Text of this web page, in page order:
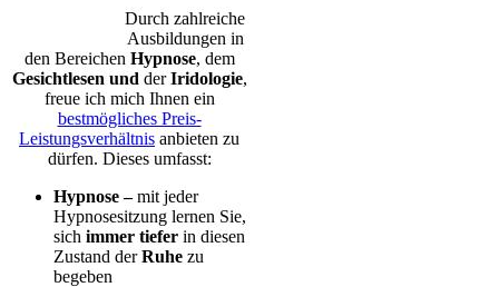
Durch zahlreiche
Ausbildungen in
den Bereichen Hypnose, dem
Gesichtlesen und derIridologie,
freue ich mich Ihnen ein
bestmögliches Preis-
Leistungsverhältnis anbieten zu
dürfen. Dieses umfasst:
Hypnose –mit jeder
Hypnosesitzung lernen Sie,
sich immer tiefer in diesen
Zustand derRuhe zu
begeben